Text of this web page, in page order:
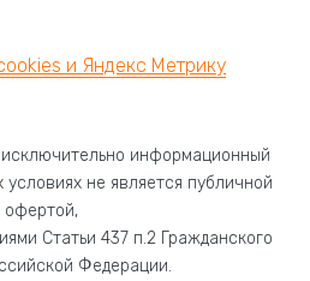
и Яндекс Метрику
информационный
условиях не является публичной
офертой,
Статьи 437 п.2 Гражданского
Федерации.